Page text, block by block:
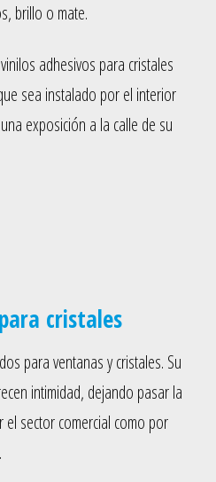
brillo o mate.
adhesivos para cristales
sea instalado por el interior
exposición a la calle de su
cristales
para ventanas y cristales. Su
intimidad, dejando pasar la
el sector comercial como por